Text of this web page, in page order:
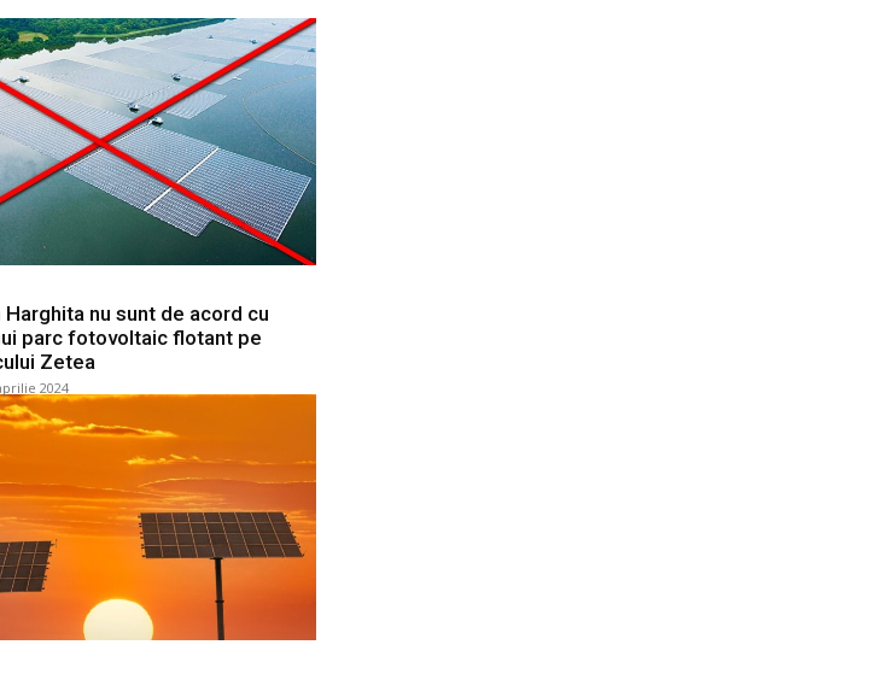
nu sunt de acord cu
parc fotovoltaic flotant pe
Zetea
2024